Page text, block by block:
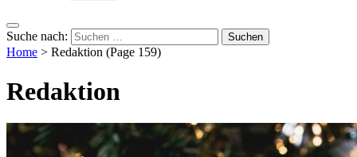
Suche nach:
Home > Redaktion (Page 159)
Redaktion